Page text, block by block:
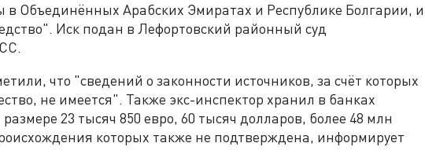
в Объединённых Арабских Эмиратах и Республике Болгарии, и
Иск подан в Лефортовский районный суд
что "сведений о законности источников, за счёт которых
не имеется". Также экс-инспектор хранил в банках
23 тысяч 850 евро, 60 тысяч долларов, более 48 млн
которых также не подтверждена, информирует